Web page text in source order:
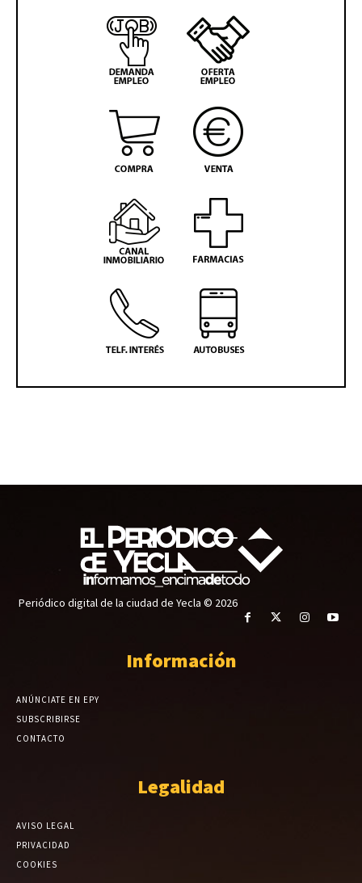
Periódico digital de la ciudad de Yecla © 2026
Información
ANÚNCIATE EN EPY
SUBSCRIBIRSE
CONTACTO
Legalidad
AVISO LEGAL
PRIVACIDAD
COOKIES